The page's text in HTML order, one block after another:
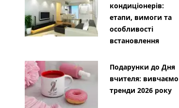
кондиціонерів:
етапи, вимоги та
особливості
встановлення
Подарунки до Дня
вчителя: вивчаємо
тренди 2026 року